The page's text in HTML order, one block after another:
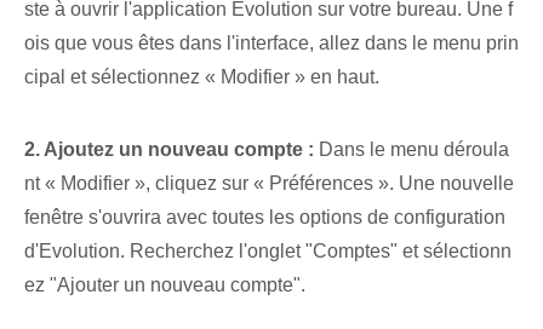
ste à ouvrir l'application Evolution sur votre bureau. ⁤Une f
ois que vous êtes dans l'interface, allez dans le menu prin
cipal et sélectionnez « Modifier » en haut.
2. Ajoutez un nouveau compte : ⁣Dans le menu déroula
nt « Modifier », cliquez sur « Préférences ». Une nouvelle
‌fenêtre s'ouvrira avec toutes⁤ les options de configuration
d'Evolution. Recherchez l'onglet "Comptes" et sélectionn
ez "Ajouter un nouveau compte".